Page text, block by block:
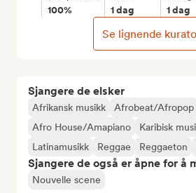
Sjangere de elsker
Afrikansk musikk
Afrobeat/Afropop
Afro House/Amapiano
Karibisk
Latinamusikk
Reggae Reggaeton
Sjangere de også er åpne for å
Nouvelle scene
100% 1 dag 1 dag
Se lignende